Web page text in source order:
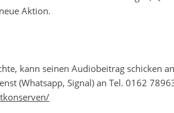
Aktion.
kann seinen Audiobeitrag schicken
(Whatsapp, Signal) an Tel. 0162